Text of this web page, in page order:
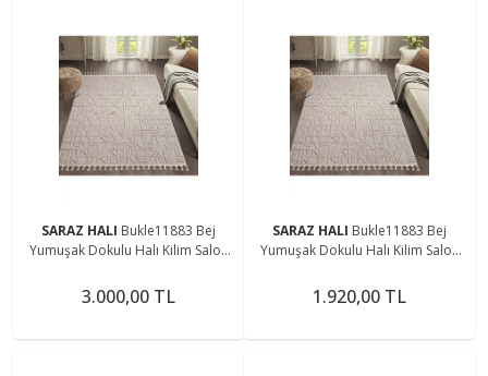
SARAZ HALI Bukle11883 Bej
Yumuşak Dokulu Halı Kilim Salon
Dokuma Makine Halısı
3.000,00 TL
SARAZ HALI Bukle11883 Bej
Yumuşak Dokulu Halı Kilim Salon
Dokuma Makine Halısı
1.920,00 TL